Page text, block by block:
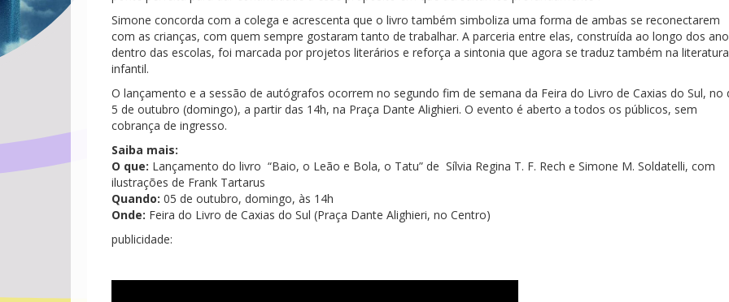
Simone concorda com a colega e acrescenta que o livro também simboliza uma forma de ambas se reconectarem
com as crianças, com quem sempre gostaram tanto de trabalhar. A parceria entre elas, construída ao longo dos
dentro das escolas, foi marcada por projetos literários e reforça a sintonia que agora se traduz também na literatura
infantil.
O lançamento e a sessão de autógrafos ocorrem no segundo fim de semana da Feira do Livro de Caxias do Sul, no
5 de outubro (domingo), a partir das 14h, na Praça Dante Alighieri. O evento é aberto a todos os públicos, sem
cobrança de ingresso.
Saiba mais:
O que: Lançamento do livro “Baio, o Leão e Bola, o Tatu” de Sílvia Regina T. F. Rech e Simone M. Soldatelli, com
ilustrações de Frank Tartarus
Quando: 05 de outubro, domingo, às 14h
Onde: Feira do Livro de Caxias do Sul (Praça Dante Alighieri, no Centro)
publicidade: